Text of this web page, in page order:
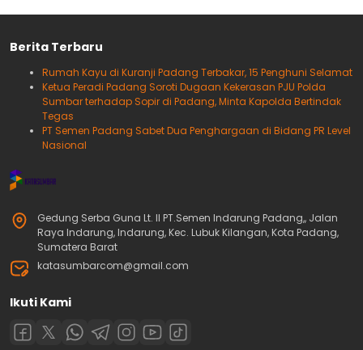
Berita Terbaru
Rumah Kayu di Kuranji Padang Terbakar, 15 Penghuni Selamat
Ketua Peradi Padang Soroti Dugaan Kekerasan PJU Polda
Sumbar terhadap Sopir di Padang, Minta Kapolda Bertindak
Tegas
PT Semen Padang Sabet Dua Penghargaan di Bidang PR Level
Nasional
Gedung Serba Guna Lt. II PT.Semen Indarung Padang,, Jalan
Raya Indarung, Indarung, Kec. Lubuk Kilangan, Kota Padang,
Sumatera Barat
katasumbarcom@gmail.com
Ikuti Kami